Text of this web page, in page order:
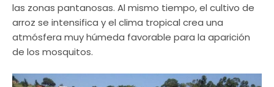
las zonas pantanosas. Al mismo tiempo, el cultivo de
arroz se intensifica y el clima tropical crea una
atmósfera muy húmeda favorable para la aparición
de los mosquitos.